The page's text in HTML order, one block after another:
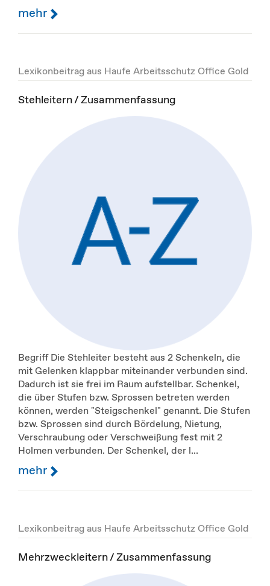
mehr
Lexikonbeitrag aus Haufe Arbeitsschutz Office Gold
Stehleitern / Zusammenfassung
Begriff Die Stehleiter besteht aus 2 Schenkeln, die
mit Gelenken klappbar miteinander verbunden sind.
Dadurch ist sie frei im Raum aufstellbar. Schenkel,
die über Stufen bzw. Sprossen betreten werden
können, werden "Steigschenkel" genannt. Die Stufen
bzw. Sprossen sind durch Bördelung, Nietung,
Verschraubung oder Verschweißung fest mit 2
Holmen verbunden. Der Schenkel, der l...
mehr
Lexikonbeitrag aus Haufe Arbeitsschutz Office Gold
Mehrzweckleitern / Zusammenfassung